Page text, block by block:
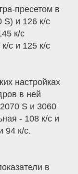
пресетом в
S) и 126 к/с
к/с
с и 125 к/с
настройках
в ней
S и 3060
- 108 к/с и
94 к/с.
в